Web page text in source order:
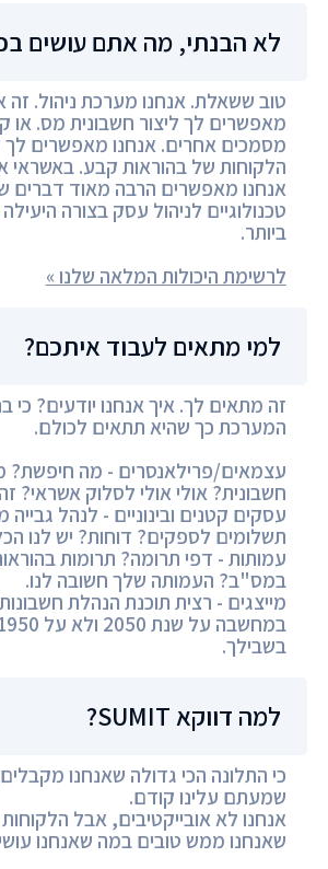
לא הבנתי, מה אתם עושים
טוב ששאלת. אנחנו מערכת ניהול. זה
מאפשרים לך ליצור חשבונית מס. או
מסמכים אחרים. אנחנו מאפשרים לך
הלקוחות של בהוראות קבע. באשראי
אנחנו מאפשרים הרבה מאוד דברים
טכנולוגיים לניהול עסק בצורה
ביותר.
לרשימת היכולות המלאה שלנו »
למי מתאים לעבוד איתכם?
זה מתאים לך. איך אנחנו יודעים? כי
המערכת כך שהיא תתאים לכולם.
עצמאים/פרילאנסרים - מה חיפשת?
חשבונית? אולי אולי לסלוק אשראי?
עסקים קטנים ובינוניים - לנהל
תשלומים לספקים? דוחות? יש לנו
עמותות - דפי תרומה? תרומות
במס"ב? העמותה שלך חשובה לנו.
מייצגים - רצית תוכנת הנהלת
בשבילך.
למה דווקא SUMIT?
כי התלונה הכי גדולה שאנחנו
שמעתם עלינו קודם.
אנחנו לא אובייקטיבים, אבל
שאנחנו ממש טובים במה שאנחנו